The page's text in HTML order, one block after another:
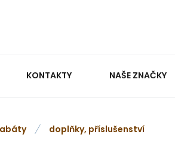
KONTAKTY NAŠE ZNAČKY
doplňky, příslušenství